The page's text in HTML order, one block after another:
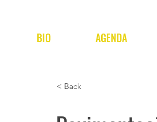
BIO AGENDA
< Back